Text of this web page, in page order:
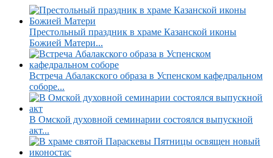
Престольный праздник в храме Казанской иконы
Божией Матери...
Встреча Абалакского образа в Успенском кафедральном
соборе...
В Омской духовной семинарии состоялся выпускной
акт...